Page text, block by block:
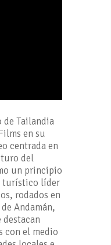
de Tailandia
en su
centrada en
del
un principio
turístico líder
rodados en
Andamán,
destacan
con el medio